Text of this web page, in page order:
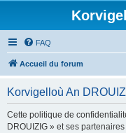
FAQ
Accueil du forum
Korvigelloù An
Cette politique de
DROUIZIG » et ses